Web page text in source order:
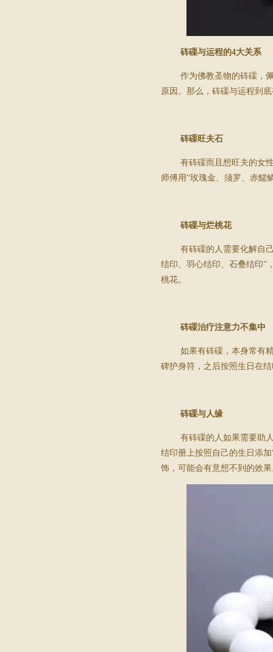
砗磲与运程的4大关系
作为佛教圣物的砗磲，
原因。那么，砗磲与运程到
砗磲旺夫石
有砗磲而且想旺夫的女
师傅用“玫瑰金、须罗、赤鱬
砗磲与烂桃花
有砗磲的人需要化解自
结印、羽心结印、石叠结印”
桃花。
砗磲治疗注意力不集中
如果有砗磲，本身常有
碑护身符，之后按照生日在
砗磲与人缘
有砗磲的人如果需要助
结印册上按照自己的生日添
饰，可能会有意想不到的效